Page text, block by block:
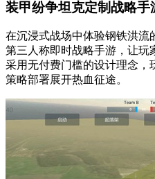
装甲纷争坦克定制战略手
在沉浸式战场中体验钢铁洪流
第三人称即时战略手游，让玩
采用无付费门槛的设计理念，
策略部署展开热血征途。